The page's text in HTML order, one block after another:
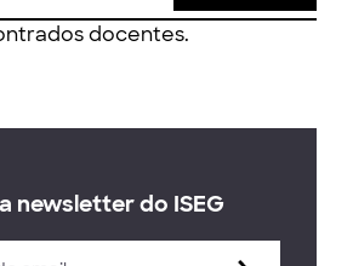
docentes.
newsletter do ISEG